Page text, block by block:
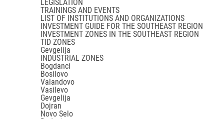
LEGISLATION
TRAININGS AND EVENTS
LIST OF INSTITUTIONS AND ORGANIZATIONS
INVESTMENT GUIDE FOR THE SOUTHEAST REGION
INVESTMENT ZONES IN THE SOUTHEAST REGION
TID ZONES
Gevgelija
INDUSTRIAL ZONES
Bogdanci
Bosilovo
Valandovo
Vasilevo
Gevgelija
Dojran
Novo Selo